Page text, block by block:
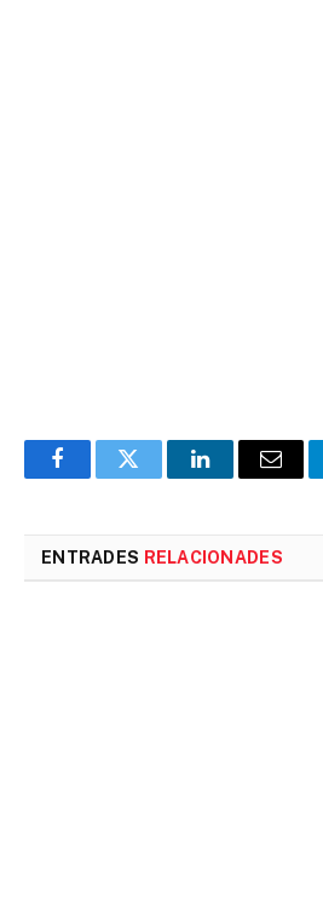
FacebookTwitter LinkedInEmail
ENTRADES RELACIONADES